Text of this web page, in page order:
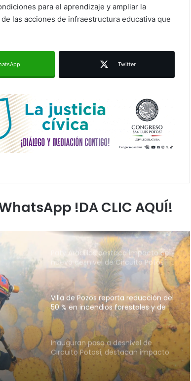
para el aprendizaje y ampliar la
las acciones de infraestructura educativa que
Twitter
!DA CLIC AQUÍ!
nuevo desnivel de Circuito Potosí
en la movilidad de Villa de Pozos
50 % en incendios forestales y de
en la movilidad metropolitana
Centro de Capacitación en San
Francisco ofrecerá talleres y
buscará certificación para sus
en la Calzada de Guadalupe y
nuevo desnivel de Circuito Potosí
en la movilidad de Villa de Pozos
Villa de Pozos reporta reducción del
50 % en incendios forestales y de
pastizales
Inauguran paso a desnivel de
Circuito Potosí; destacan impacto
en la movilidad metropolitana
Centro de Capacitación en San
Francisco ofrecerá talleres y
buscará certificación para sus